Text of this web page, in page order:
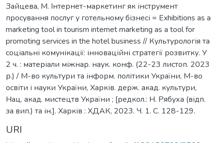
Зайцева, М. Інтернет-маркетинг як інструмент
просування послуг у готельному бізнесі = Exhibitions as a
marketing tool in tourism internet marketing as a tool for
promoting services in the hotel business // Культурологія та
соціальні комунікації: інноваційні стратегії розвитку. У
2 ч. : матеріали міжнар. наук. конф. (22-23 листоп. 2023
р.) / М-во культури та інформ. політики України, М-во
освіти і науки України, Харків. держ. акад. культури,
Нац. акад. мистецтв України ; [редкол.: Н. Рябуха (відп.
за вип.) та ін.]. Харків : ХДАК, 2023. Ч. 1. С. 128-129.
URI